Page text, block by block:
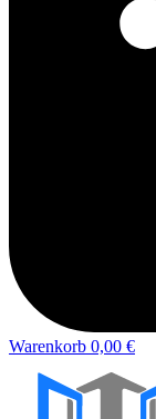
Warenkorb 0,00 €